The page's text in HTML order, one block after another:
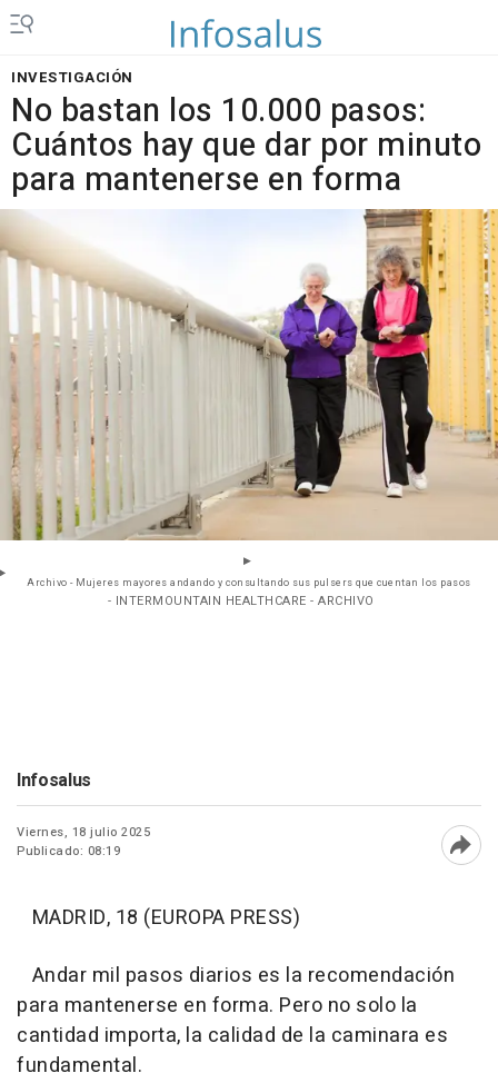
INVESTIGACIÓN
No bastan los 10.000 pasos:
Cuántos hay que dar por minuto
para mantenerse en forma
Archivo - Mujeres mayores andando y consultando sus pulsers que cuentan los pasos
- INTERMOUNTAIN HEALTHCARE - ARCHIVO
Infosalus
Viernes, 18 julio 2025
Publicado: 08:19
MADRID, 18 (EUROPA PRESS)
Andar mil pasos diarios es la recomendación
para mantenerse en forma. Pero no solo la
cantidad importa, la calidad de la caminara es
fundamental.